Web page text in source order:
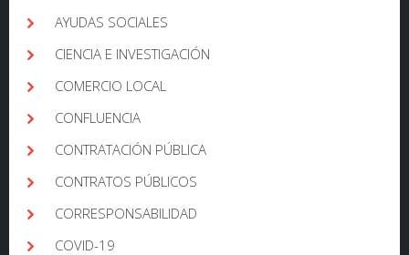
AYUDAS SOCIALES
CIENCIA E INVESTIGACIÓN
COMERCIO LOCAL
CONFLUENCIA
CONTRATACIÓN PÚBLICA
CONTRATOS PÚBLICOS
CORRESPONSABILIDAD
COVID-19